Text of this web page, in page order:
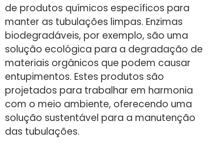
de produtos químicos específicos para
manter as tubulações limpas. Enzimas
biodegradáveis, por exemplo, são uma
solução ecológica para a degradação de
materiais orgânicos que podem causar
entupimentos. Estes produtos são
projetados para trabalhar em harmonia
com o meio ambiente, oferecendo uma
solução sustentável para a manutenção
das tubulações.